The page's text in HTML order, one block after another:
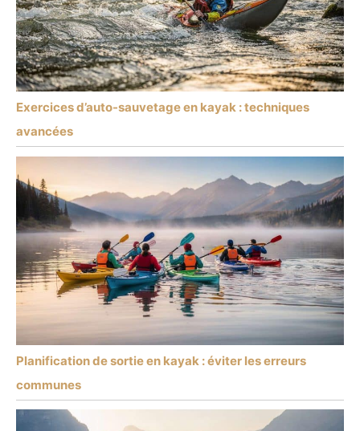
Exercices d’auto-sauvetage en kayak : techniques
avancées
Planification de sortie en kayak : éviter les erreurs
communes